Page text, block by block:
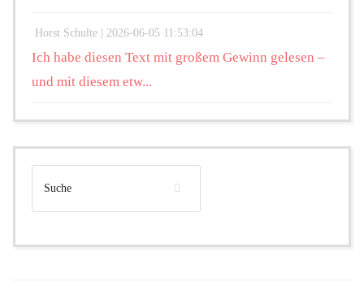
Horst Schulte | 2026-06-05 11:53:04
Ich habe diesen Text mit großem Gewinn gelesen –
und mit diesem etw...